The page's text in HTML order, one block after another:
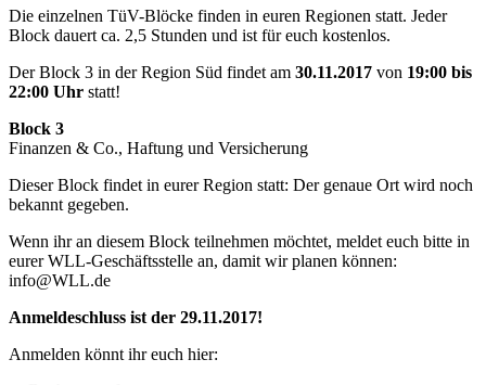
Die einzelnen TüV-Blöcke finden in euren Regionen statt. Jeder
Block dauert ca. 2,5 Stunden und ist für euch kostenlos.
Der Block 3 in der Region Süd findet am 30.11.2017 von 19:00 bis
22:00 Uhr statt!
Block 3
Finanzen & Co., Haftung und Versicherung
Dieser Block findet in eurer Region statt: Der genaue Ort wird noch
bekannt gegeben.
Wenn ihr an diesem Block teilnehmen möchtet, meldet euch bitte in
eurer WLL-Geschäftsstelle an, damit wir planen können:
info@WLL.de
Anmeldeschluss ist der 29.11.2017!
Anmelden könnt ihr euch hier: